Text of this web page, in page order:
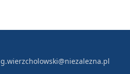
g.wierzcholowski@niezalezna.pl